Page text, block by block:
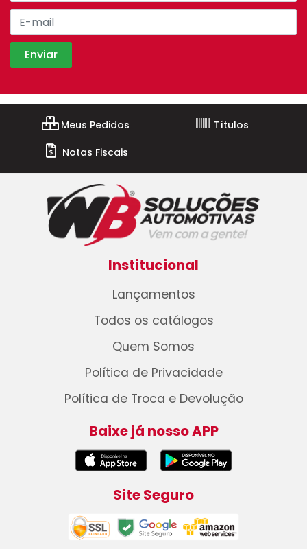
Meus Pedidos
Títulos
Notas Fiscais
Institucional
Lançamentos
Todos os catálogos
Quem Somos
Política de Privacidade
Política de Troca e Devolução
Baixe já nosso APP
Site Seguro